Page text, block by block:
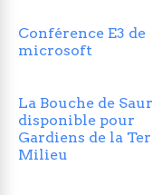
Conférence E3 de
microsoft
La Bouche de
disponible pour
Gardiens de la
Milieu